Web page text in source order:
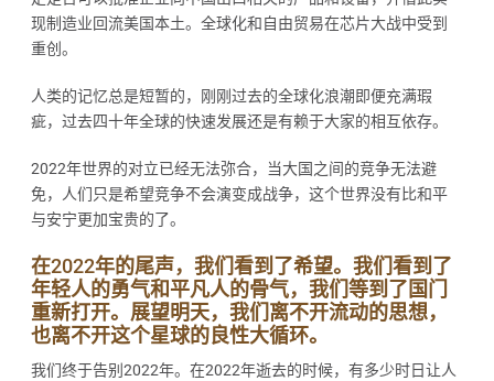
现制造业回流美国本土。全球化和自由贸易在芯片大战中受到
重创。
人类的记忆总是短暂的，刚刚过去的全球化浪潮即便充满瑕
疵，过去四十年全球的快速发展还是有赖于大家的相互依存。
2022年世界的对立已经无法弥合，当大国之间的竞争无法避
免，人们只是希望竞争不会演变成战争，这个世界没有比和平
与安宁更加宝贵的了。
在2022年的尾声，我们看到了希望。我们看到了
年轻人的勇气和平凡人的骨气，我们等到了国门
重新打开。展望明天，我们离不开流动的思想，
也离不开这个星球的良性大循环。
我们终于告别2022年。在2022年逝去的时候，有多少时日让人